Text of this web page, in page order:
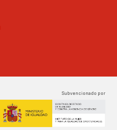
Subvencionado por